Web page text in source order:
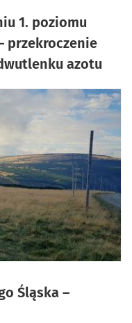
1. poziomu
azotu
Śląska –